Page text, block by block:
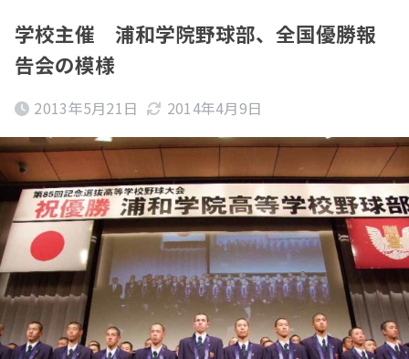
学校主催 浦和学院野球部、全国優勝報
告会の模様
2013年5月21日 2014年4月9日